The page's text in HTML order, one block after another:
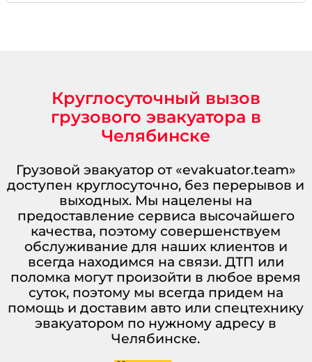
Круглосуточный вызов
грузового эвакуатора в
Челябинске
Грузовой эвакуатор от «evakuator.team»
доступен круглосуточно, без перерывов и
выходных. Мы нацелены на
предоставление сервиса высочайшего
качества, поэтому совершенствуем
обслуживание для наших клиентов и
всегда находимся на связи. ДТП или
поломка могут произойти в любое время
суток, поэтому мы всегда придем на
помощь и доставим авто или спецтехнику
эвакуатором по нужному адресу в
Челябинске.